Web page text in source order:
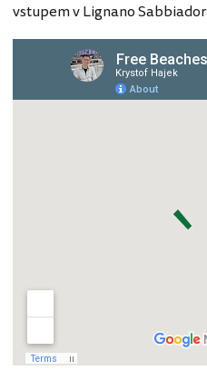
vstupem v Lignano